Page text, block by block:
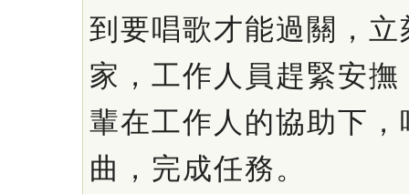
到要唱歌才能過關，
家，工作人員趕緊安
輩在工作人的協助下
曲，完成任務。